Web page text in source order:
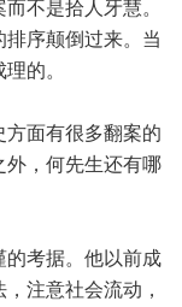
不是拾人牙慧。
序颠倒过来。当
的。
面有很多翻案的
外，何先生还有哪
的考据。他以前成
注意社会流动，